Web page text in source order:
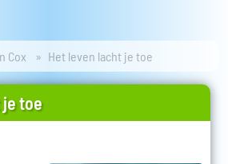
Cox Het leven lacht je toe
toe